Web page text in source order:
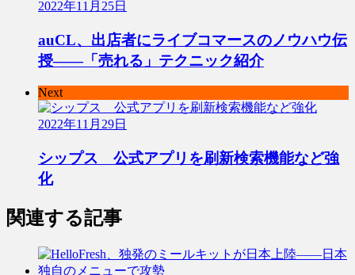
2022年11月25日
auCL、出店者にライブコマースのノウハウ伝
授――「売れる」テクニック紹介
Next
2022年11月29日
シップス 公式アプリを刷新検索機能など強
化
関連する記事